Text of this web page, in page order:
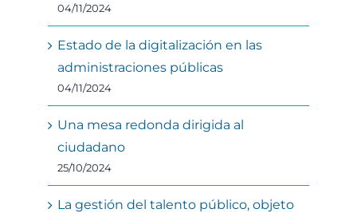
04/11/2024
Estado de la digitalización en las
administraciones públicas
04/11/2024
Una mesa redonda dirigida al
ciudadano
25/10/2024
La gestión del talento público, objeto